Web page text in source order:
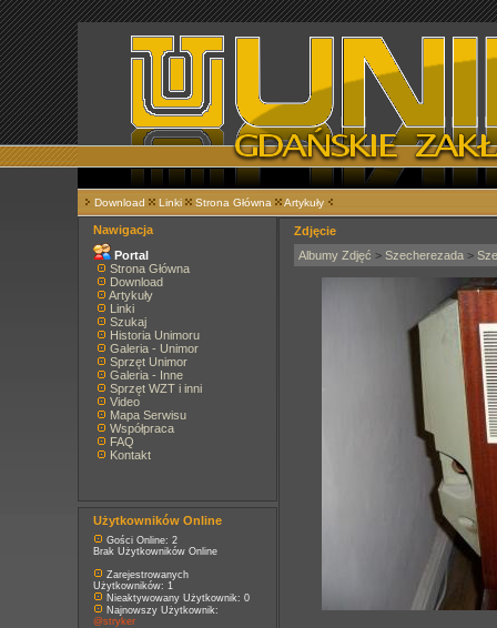
Download Linki Strona Główna Artykuły
Nawigacja
Portal
Strona Główna
Download
Artykuły
Linki
Szukaj
Historia Unimoru
Galeria - Unimor
Sprzęt Unimor
Galeria - Inne
Sprzęt WZT i inni
Video
Mapa Serwisu
Współpraca
FAQ
Kontakt
Użytkowników Online
Gości Online: 2
Brak Użytkowników Online
Zarejestrowanych
Użytkowników: 1
Nieaktywowany Użytkownik: 0
Najnowszy Użytkownik:
@stryker
Zdjęcie
Albumy Zdjęć > Szecherezada >